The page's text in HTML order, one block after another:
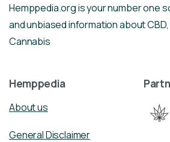
Hemppedia.org is your number one
and unbiased information about CBD,
Cannabis
Hemppedia
About us
General Disclaimer